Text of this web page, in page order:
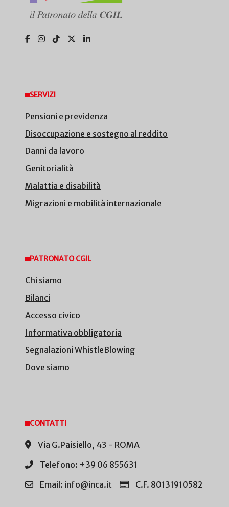
SERVIZI
Pensioni e previdenza
Disoccupazione e sostegno al reddito
Danni da lavoro
Genitorialità
Malattia e disabilità
Migrazioni e mobilità internazionale
PATRONATO CGIL
Chi siamo
Bilanci
Accesso civico
Informativa obbligatoria
Segnalazioni WhistleBlowing
Dove siamo
CONTATTI
Via G.Paisiello, 43 - ROMA
Telefono: +39 06 855631
Email: info@inca.it
C.F. 80131910582